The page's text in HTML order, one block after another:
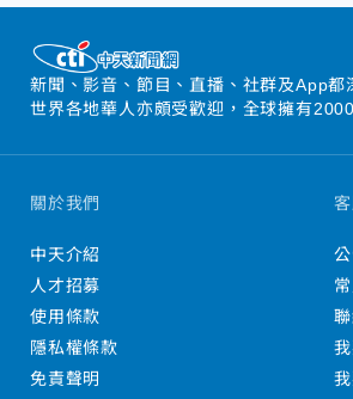
新聞、影音、節目、直播、社群及App都
世界各地華人亦頗受歡迎，全球擁有
關於我們
中天介紹
人才招募
使用條款
隱私權條款
免責聲明